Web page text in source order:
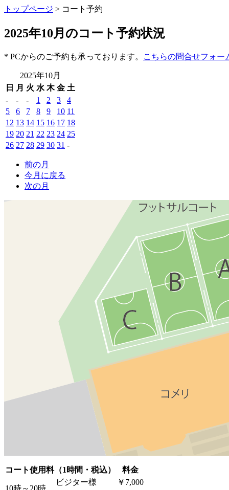
トップページ > コート予約
2025年10月のコート予約状況
* PCからのご予約も承っております。 こちらの問合せフォー
2025年10月
日
月 火 水 木 金 土
-
- - 1 2 3
4
5
6 7 8 9 10 11
12 13 14 15 16 17 18
19 20 21 22 23 24 25
26 27 28 29 30 31 -
前の月
今月に戻る
次の月
コート使用料（1時間・税込） 料金
10時～20時
ビジター様
￥7,000